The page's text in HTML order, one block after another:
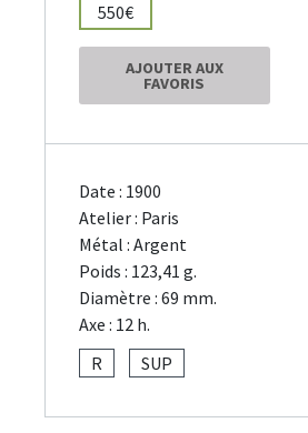
550€
AJOUTER AUX
FAVORIS
Date : 1900
Atelier : Paris
Métal : Argent
Poids : 123,41 g.
Diamètre : 69 mm.
Axe : 12 h.
R
SUP